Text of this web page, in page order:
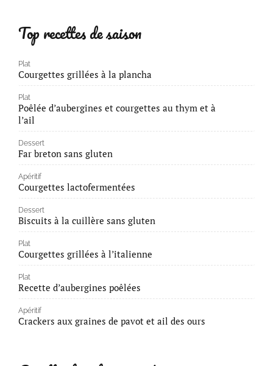
Top recettes de saison
Plat
Courgettes grillées à la plancha
Plat
Poêlée d’aubergines et courgettes au thym et à
l’ail
Dessert
Far breton sans gluten
Apéritif
Courgettes lactofermentées
Dessert
Biscuits à la cuillère sans gluten
Plat
Courgettes grillées à l’italienne
Plat
Recette d’aubergines poêlées
Apéritif
Crackers aux graines de pavot et ail des ours